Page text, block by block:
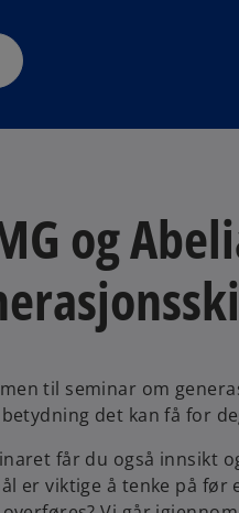
og
til seminar om
det kan få for
får du også innsikt
er viktige å tenke på før